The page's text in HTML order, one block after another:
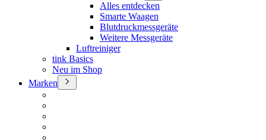
Alles entdecken
Smarte Waagen
Blutdruckmessgeräte
Weitere Messgeräte
Luftreiniger
tink Basics
Neu im Shop
Marken